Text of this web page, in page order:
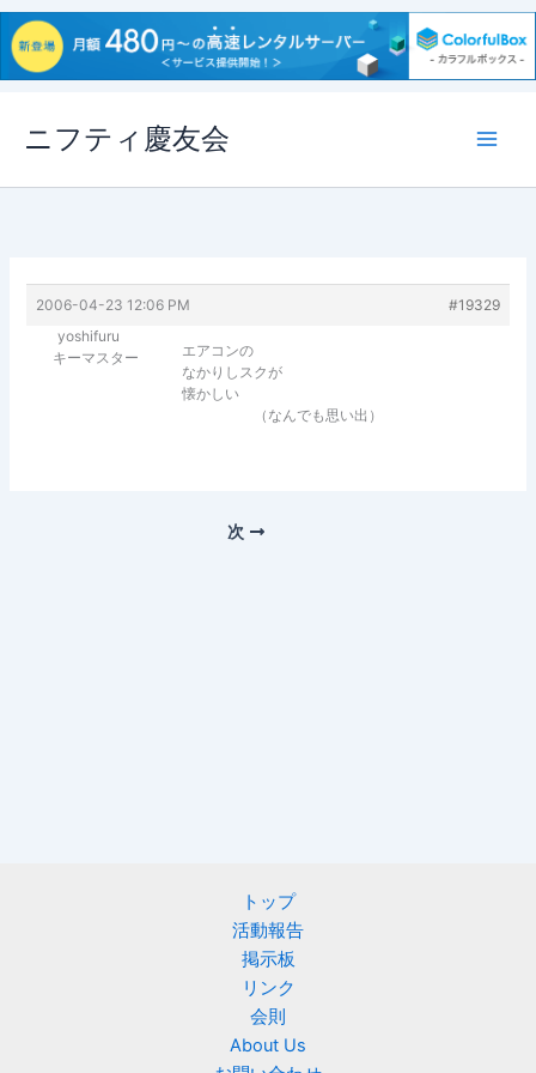
ス
ニフティ慶友会
2006-04-23 12:06 PM
#19329
yoshifuru
キーマスター
エアコンの
なかりしスクが
懐かしい
（なんでも思い出）
次
トップ
活動報告
掲示板
リンク
会則
About Us